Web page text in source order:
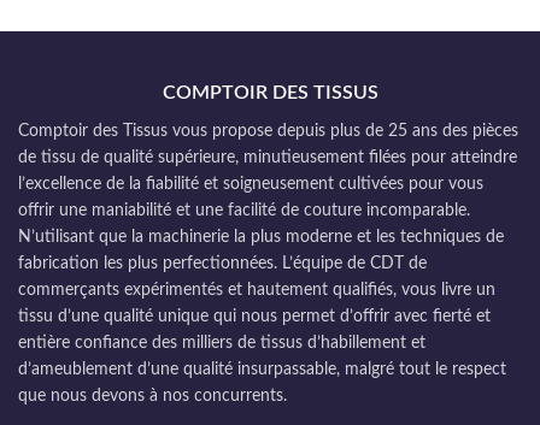
COMPTOIR DES TISSUS
Comptoir des Tissus vous propose depuis plus de 25 ans des pièces
de tissu de qualité supérieure, minutieusement filées pour atteindre
l’excellence de la fiabilité et soigneusement cultivées pour vous
offrir une maniabilité et une facilité de couture incomparable.
N’utilisant que la machinerie la plus moderne et les techniques de
fabrication les plus perfectionnées. L’équipe de CDT de
commerçants expérimentés et hautement qualifiés, vous livre un
tissu d’une qualité unique qui nous permet d’offrir avec fierté et
entière confiance des milliers de tissus d’habillement et
d’ameublement d’une qualité insurpassable, malgré tout le respect
que nous devons à nos concurrents.